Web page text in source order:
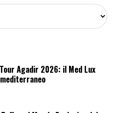
Agadir 2026: il Med Lux